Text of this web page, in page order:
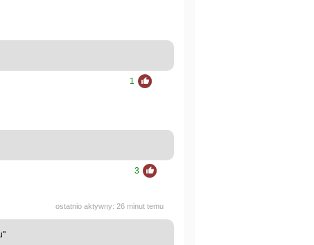
1
3
ostatnio aktywny: 26 minut temu